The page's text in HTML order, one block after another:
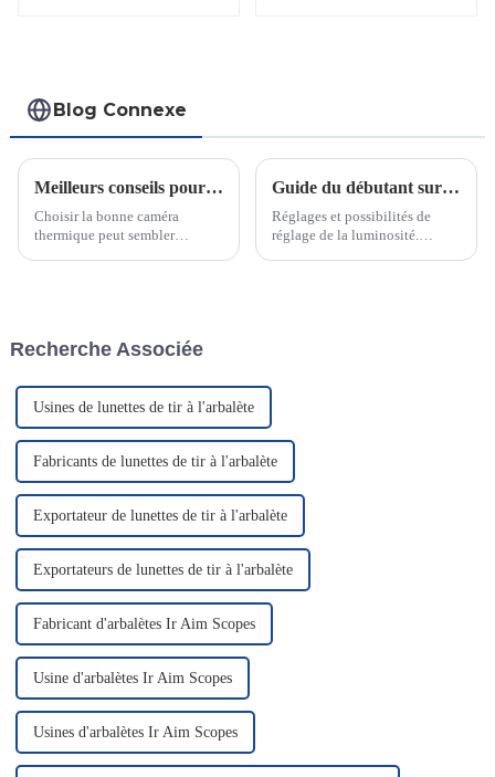
Blog Connexe
Meilleurs conseils pour choisir la bonne caméra thermique
Choisir la bonne caméra
thermique peut sembler
température de l'image ?
Guide du débutant sur les lampes de visée à LED pour le tir à l'arc
Réglages et possibilités de
réglage de la luminosité.
Recherche Associée
Usines de lunettes de tir à l'arbalète
Fabricants de lunettes de tir à l'arbalète
Exportateur de lunettes de tir à l'arbalète
Exportateurs de lunettes de tir à l'arbalète
Fabricant d'arbalètes Ir Aim Scopes
Usine d'arbalètes Ir Aim Scopes
Usines d'arbalètes Ir Aim Scopes